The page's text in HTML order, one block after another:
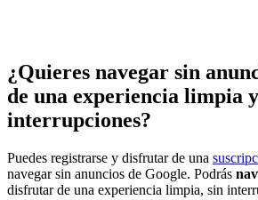
¿Quieres navegar sin
de una experiencia limpia
interrupciones?
Puedes registrarse y disfrutar de una
navegar sin anuncios de Google. Podrás
disfrutar de una experiencia limpia, sin